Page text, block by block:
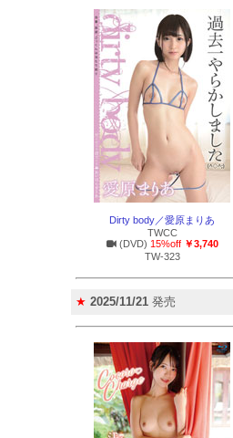
Dirty body／愛原まりあ
TWCC
(DVD) 15%off ￥3,740
TW-323
★ 2025/11/21 発売